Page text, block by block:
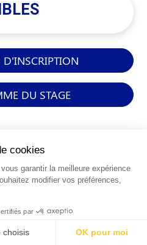
D'INSCRIPTION
DU STAGE
0 820 25 02 38